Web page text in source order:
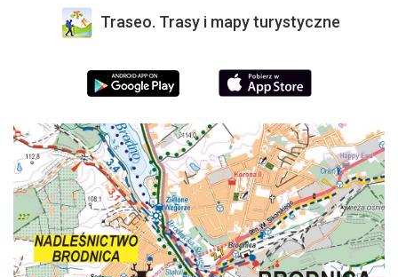
Traseo. Trasy i mapy turystyczne